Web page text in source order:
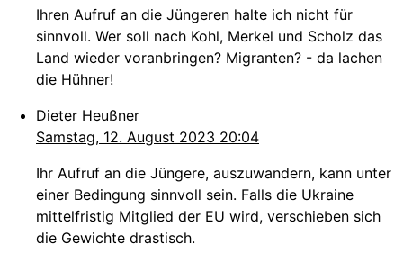
Ihren Aufruf an die Jüngeren halte ich nicht für
sinnvoll. Wer soll nach Kohl, Merkel und Scholz das
Land wieder voranbringen? Migranten? - da lachen
die Hühner!
Dieter Heußner
Samstag, 12. August 2023 20:04
Ihr Aufruf an die Jüngere, auszuwandern, kann unter
einer Bedingung sinnvoll sein. Falls die Ukraine
mittelfristig Mitglied der EU wird, verschieben sich
die Gewichte drastisch.